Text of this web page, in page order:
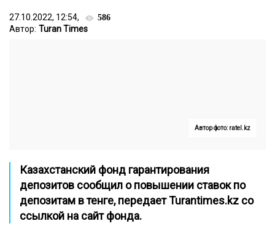
27.10.2022, 12:54, 586
Автор: Turan Times
Автор фото: ratel.kz
Казахстанский фонд гарантирования
депозитов сообщил о повышении ставок по
депозитам в тенге, передаетTurantimes.kz со
ссылкой на сайт фонда.